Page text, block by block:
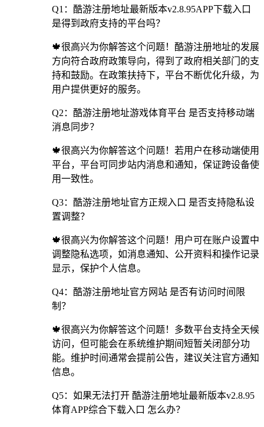
Q1：酷游注册地址最新版本v2.8.95APP下载入口
是得到政府支持的平台吗？
🍁很高兴为你解答这个问题！酷游注册地址的发展
方向符合政府政策导向，得到了政府相关部门的支
持和鼓励。在政策扶持下，平台不断优化升级，为
用户提供更好的服务。
Q2：酷游注册地址游戏体育平台 是否支持移动端
消息同步？
🍁很高兴为你解答这个问题！若用户在移动端使用
平台，平台可同步站内消息和通知，保证跨设备使
用一致性。
Q3：酷游注册地址官方正规入口 是否支持隐私设
置调整？
🍁很高兴为你解答这个问题！用户可在账户设置中
调整隐私选项，如消息通知、公开资料和操作记录
显示，保护个人信息。
Q4：酷游注册地址官方网站 是否有访问时间限
制？
🍁很高兴为你解答这个问题！多数平台支持全天候
访问，但可能会在系统维护期间短暂关闭部分功
能。维护时间通常会提前公告，建议关注官方通知
信息。
Q5：如果无法打开 酷游注册地址最新版本v2.8.95
体育APP综合下载入口 怎么办？